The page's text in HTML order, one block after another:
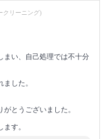
クリーニング)
まい、自己処理では不十分
した。
とうございました。
す。